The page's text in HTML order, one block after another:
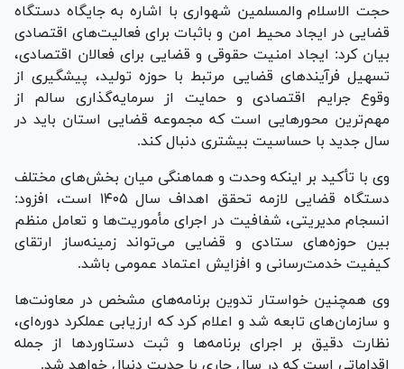
حجت الاسلام والمسلمین شهواری با اشاره به جایگاه دستگاه
قضایی در ایجاد محیط امن و باثبات برای فعالیت‌های اقتصادی
بیان کرد: ایجاد امنیت حقوقی و قضایی برای فعالان اقتصادی،
تسهیل فرآیند‌های قضایی مرتبط با حوزه تولید، پیشگیری از
وقوع جرایم اقتصادی و حمایت از سرمایه‌گذاری سالم از
مهم‌ترین محور‌هایی است که مجموعه قضایی استان باید در
سال جدید با حساسیت بیشتری دنبال کند.
وی با تأکید بر اینکه وحدت و هماهنگی میان بخش‌های مختلف
دستگاه قضایی لازمه تحقق اهداف سال ۱۴۰۵ است، افزود:
انسجام مدیریتی، شفافیت در اجرای مأموریت‌ها و تعامل منظم
بین حوزه‌های ستادی و قضایی می‌تواند زمینه‌ساز ارتقای
کیفیت خدمت‌رسانی و افزایش اعتماد عمومی باشد.
وی همچنین خواستار تدوین برنامه‌های مشخص در معاونت‌ها
و سازمان‌های تابعه شد و اعلام کرد که ارزیابی عملکرد دوره‌ای،
نظارت دقیق بر اجرای برنامه‌ها و ثبت دستاورد‌ها از جمله
اقداماتی است که در سال جاری با جدیت دنبال خواهد شد.